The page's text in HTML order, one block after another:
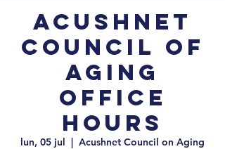
Acushnet
Council of
Aging
Office
Hours
lun, 05 jul
  |
Acushnet Council on Aging